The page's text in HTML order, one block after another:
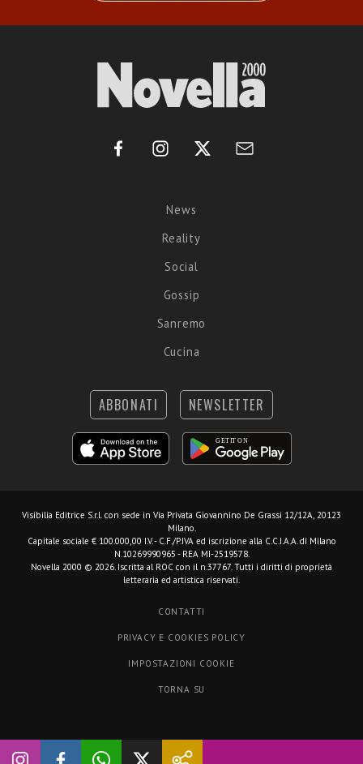
News
Reality
Social
Gossip
Sanremo
Cucina
ABBONATI NEWSLETTER
Visibilia Editrice S.r.l. con sede in Via Privata Giovannino De Grassi 12/12A, 20123
Milano.
Capitale sociale € 100.000,00 I.V. - C.F./P.IVA ed iscrizione alla C.C.I.A.A. di Milano
N.10269990965 - REA MI-2519578.
Novella 2000 © 2026. Iscritta al ROC con il n.37767. Tutti i diritti di proprietà
letteraria ed artistica riservati.
CONTATTI
PRIVACY E COOKIES POLICY
IMPOSTAZIONI COOKIE
TORNA SU